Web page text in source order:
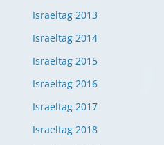
Israeltag 2013
Israeltag 2014
Israeltag 2015
Israeltag 2016
Israeltag 2017
Israeltag 2018